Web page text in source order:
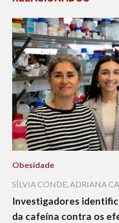
Obesidade
SÍLVIA CONDE,ADRIANA
Investigadores
da cafeína contra os